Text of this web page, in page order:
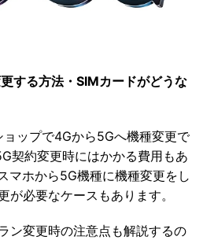
する方法・SIMカードがどうな
ップで4Gから5Gへ機種変更で
契約変更時にはかかる費用もあ
マホから5G機種に機種変更をし
が必要なケースもあります。
ン変更時の注意点も解説するの